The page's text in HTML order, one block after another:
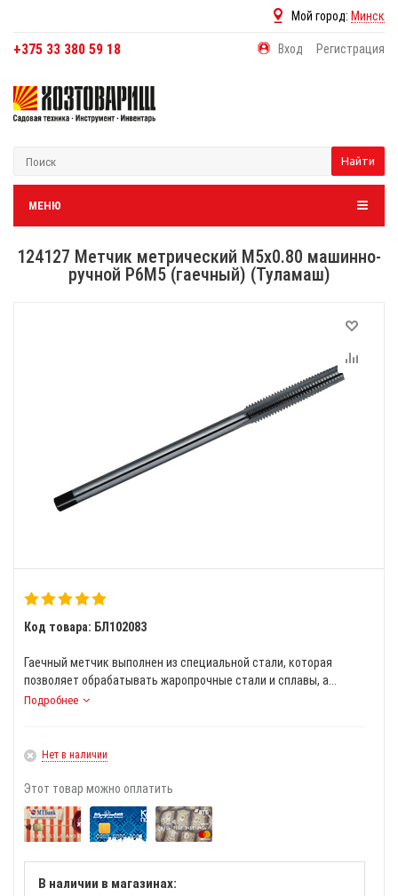
Мой город: Минск
+375 33 380 59 18 Вход Регистрация
Найти
МЕНЮ
124127 Метчик метрический М5х0.80 машинно-
ручной Р6М5 (гаечный) (Туламаш)
Код товара: БЛ102083
Гаечный метчик выполнен из специальной стали, которая
позволяет обрабатывать жаропрочные стали и сплавы, а...
Подробнее
Нет в наличии
Этот товар можно оплатить
В наличии в магазинах: